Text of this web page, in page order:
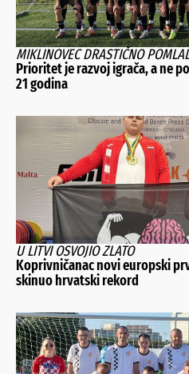
MIKLINOVEC DRASTIČNO
Prioritet je razvoj igrača, a ne
21 godina
U LITVI OSVOJIO ZLATO
Koprivničanac novi europski
skinuo hrvatski rekord